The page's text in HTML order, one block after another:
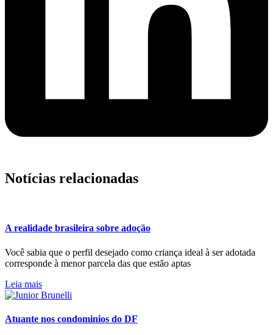
Notícias relacionadas
A realidade brasileira sobre adoção
Você sabia que o perfil desejado como criança ideal à ser adotada
corresponde à menor parcela das que estão aptas
Leia mais
Atuante nos condominios do DF